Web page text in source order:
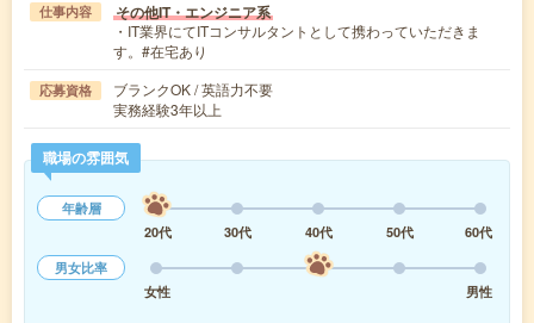
仕事内容 その他IT・エンジニア系
・IT業界にてITコンサルタントとして携わっていただきま
す。#在宅あり
応募資格
ブランクOK / 英語力不要
実務経験3年以上
職場の雰囲気
年齢層
20代
30代 40代 50代
60代
男女比率
女性
男性